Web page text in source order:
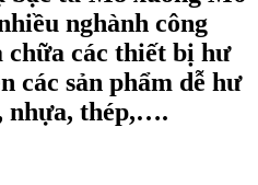
nghành công
chữa các thiết bị hư
các sản phẩm dễ hư
nhựa, thép,….